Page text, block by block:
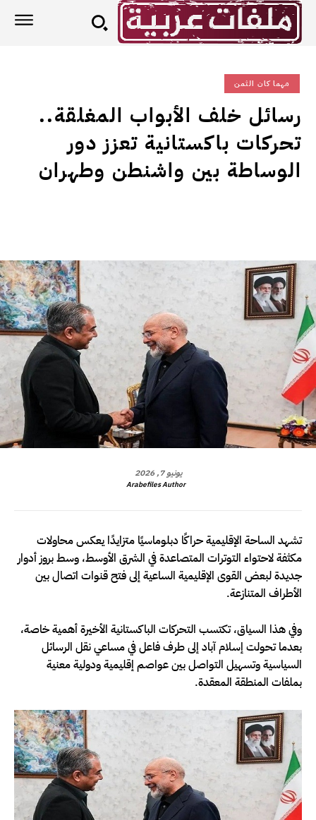
مهما كان الثمن
رسائل خلف الأبواب المغلقة..
تحركات باكستانية تعزز دور
الوساطة بين واشنطن وطهران
يونيو 7, 2026
Arabefiles Author
تشهد الساحة الإقليمية حراكًا دبلوماسيًا متزايدًا يعكس محاولات
مكثفة لاحتواء التوترات المتصاعدة في الشرق الأوسط، وسط بروز أدوار
جديدة لبعض القوى الإقليمية الساعية إلى فتح قنوات اتصال بين
الأطراف المتنازعة.
وفي هذا السياق، تكتسب التحركات الباكستانية الأخيرة أهمية خاصة،
بعدما تحولت إسلام آباد إلى طرف فاعل في مساعي نقل الرسائل
السياسية وتسهيل التواصل بين عواصم إقليمية ودولية معنية
بملفات المنطقة المعقدة.